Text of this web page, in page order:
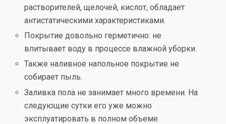
растворителей, щелочей, кислот, обладает
антистатическими характеристиками.
Покрытие довольно герметично: не
впитывает воду в процессе влажной уборки.
Также наливное напольное покрытие не
собирает пыль.
Заливка пола не занимает много времени. На
следующие сутки его уже можно
эксплуатировать в полном объеме.